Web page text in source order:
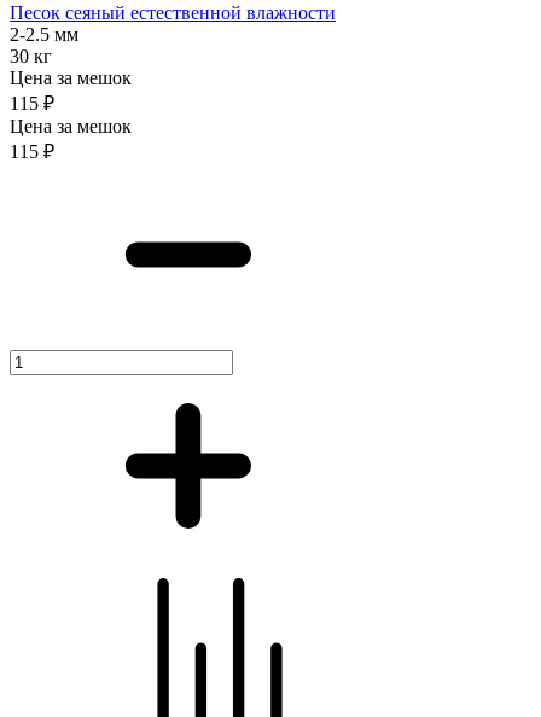
Песок сеяный естественной влажности
2-2.5 мм
30 кг
Цена за мешок
115 ₽
Цена за мешок
115 ₽